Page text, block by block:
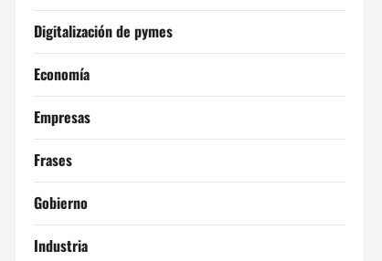
Digitalización de pymes
Economía
Empresas
Frases
Gobierno
Industria